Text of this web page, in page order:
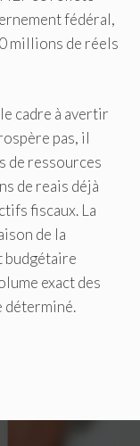
fédéral,
millions de réels
cadre à avertir
pas, il
de ressources
de reais déjà
fiscaux. La
de la
budgétaire
exact des
déterminé.